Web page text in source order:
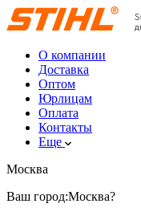
О компании
Доставка
Оптом
Юрлицам
Оплата
Контакты
Еще
Москва
Ваш город:Москва?